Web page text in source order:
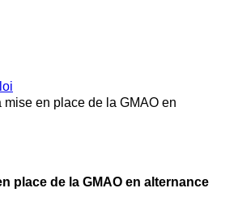
mise en place de la GMAO en
place de la GMAO en alternance